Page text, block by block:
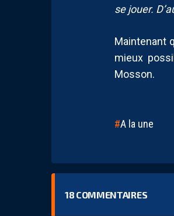
se jouer.
Maintenant
mieux
Mosson.
A la une
18 COMMENTAIRES